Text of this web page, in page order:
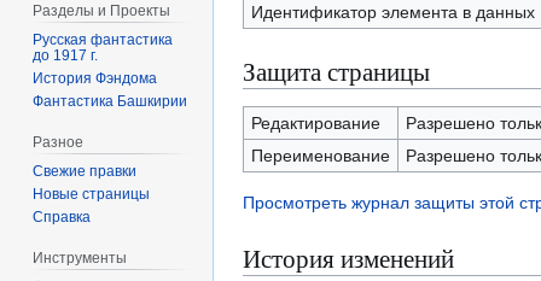
Идентификатор элемента в данных
Защита страницы
Редактирование
Разрешено
Переименование
Разрешено
Просмотреть журнал защиты этой
История изменений
Разделы и Проекты
Русская фантастика
до 1917 г.
История Фэндома
Фантастика Башкирии
Разное
Свежие правки
Новые страницы
Справка
Инструменты